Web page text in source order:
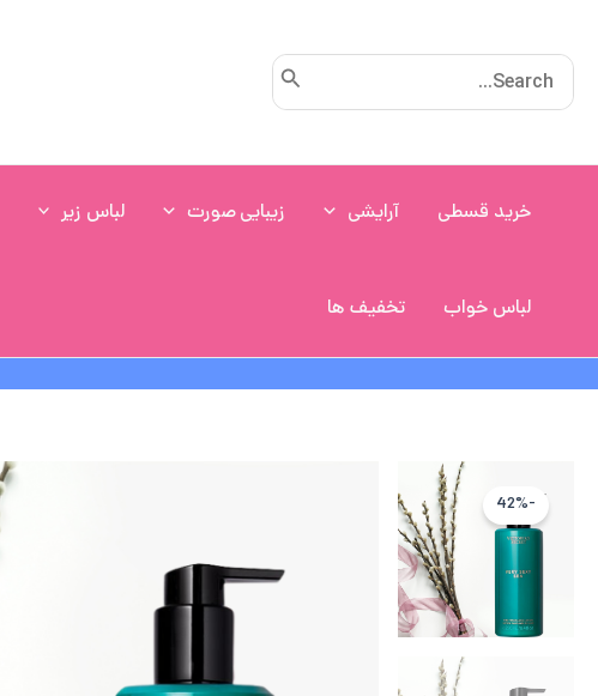
Search
for:
خرید قسطی آرایشی زیبایی صورت لباس زیر
لباس خواب تخفیف ها
-42%